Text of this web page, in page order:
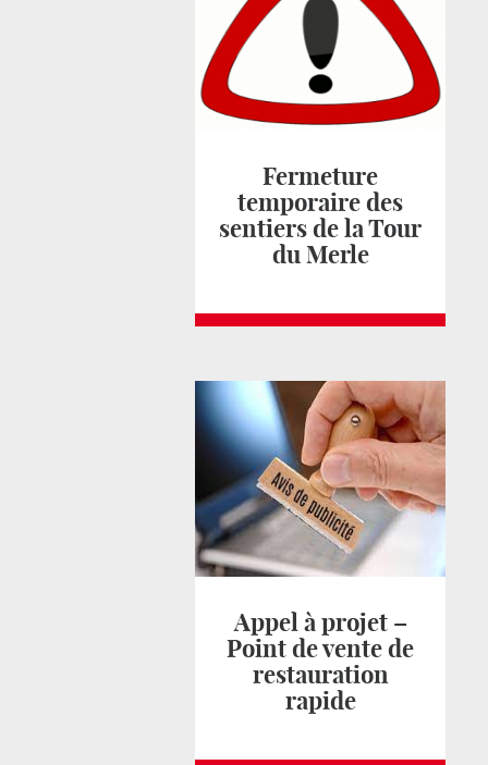
Fermeture
temporaire des
sentiers de la Tour
du Merle
Appel à projet –
Point de vente de
restauration
rapide